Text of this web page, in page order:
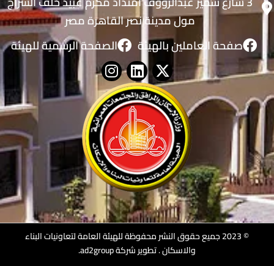
مول مدينة نصر القاهرة مصر
صفحة العاملين بالهيئة
الصفحة الرسمية للهيئة
© 2023 جميع حقوق النشر محفوظة للهيئة العامة لتعاونيات البناء
والاسكان .تطوير شركة ad2group .